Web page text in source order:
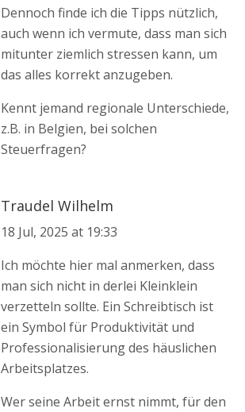
Dennoch finde ich die Tipps nützlich,
auch wenn ich vermute, dass man sich
mitunter ziemlich stressen kann, um
das alles korrekt anzugeben.
Kennt jemand regionale Unterschiede,
z.B. in Belgien, bei solchen
Steuerfragen?
Traudel Wilhelm
18 Jul, 2025 at 19:33
Ich möchte hier mal anmerken, dass
man sich nicht in derlei Kleinklein
verzetteln sollte. Ein Schreibtisch ist
ein Symbol für Produktivität und
Professionalisierung des häuslichen
Arbeitsplatzes.
Wer seine Arbeit ernst nimmt, für den